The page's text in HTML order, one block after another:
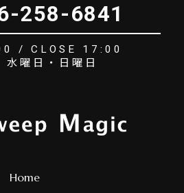
258-6841
/ CLOSE 17:00
水曜日・日曜日
Home